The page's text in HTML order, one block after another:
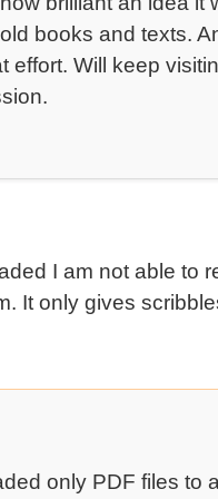
books and texts.
effort. Will keep
I am not able to
It only gives
only PDF files to